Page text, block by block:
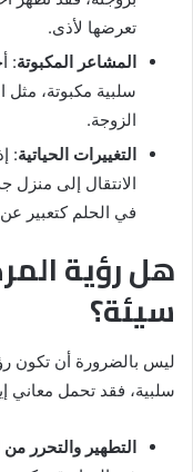
تعرضها لأذى.
المشاعر المكبوتة:
سلبية مكبوتة،
الزوجة.
التغييرات الحياتية:
الانتقال إلى منزل
في الحلم كتعبير
هل رؤية
سيئة؟
ليس بالضرورة أن تكون
سلبية، فقد تحمل معاني
التطهير والتحرر